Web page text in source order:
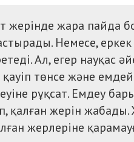
жерінде жара пайда
Немесе, еркек
Ал, егер науқас
қауіп төнсе және
рұқсат. Емдеу
қалған жерін жабады.
жерлеріне